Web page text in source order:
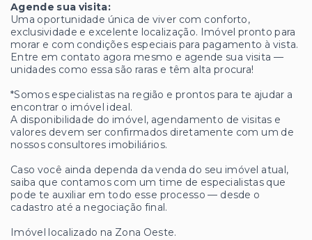
Agende sua visita:
Uma oportunidade única de viver com conforto,
exclusividade e excelente localização. Imóvel pronto para
morar e com condições especiais para pagamento à vista.
Entre em contato agora mesmo e agende sua visita —
unidades como essa são raras e têm alta procura!
*Somos especialistas na região e prontos para te ajudar a
encontrar o imóvel ideal.
A disponibilidade do imóvel, agendamento de visitas e
valores devem ser confirmados diretamente com um de
nossos consultores imobiliários.
Caso você ainda dependa da venda do seu imóvel atual,
saiba que contamos com um time de especialistas que
pode te auxiliar em todo esse processo — desde o
cadastro até a negociação final.
Imóvel localizado na Zona Oeste.